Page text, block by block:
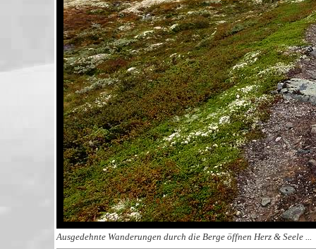
Ausgedehnte Wanderungen durch die Berge öffnen Herz & Seele ...